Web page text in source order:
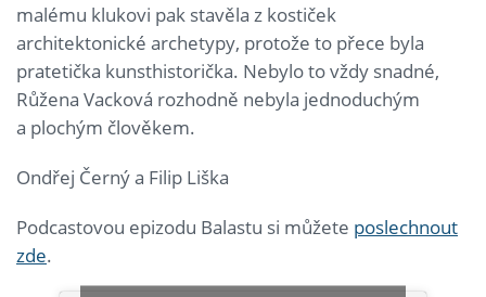
malému klukovi pak stavěla z kostiček
architektonické archetypy, protože to přece byla
pratetička kunsthistorička. Nebylo to vždy snadné,
Růžena Vacková rozhodně nebyla jednoduchým
a plochým člověkem.
Ondřej Černý a Filip Liška
Podcastovou epizodu Balastu si můžete poslechnout
zde.